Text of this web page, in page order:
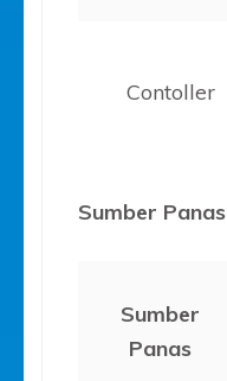
Contoller
Sumber Panas
Sumber
Panas